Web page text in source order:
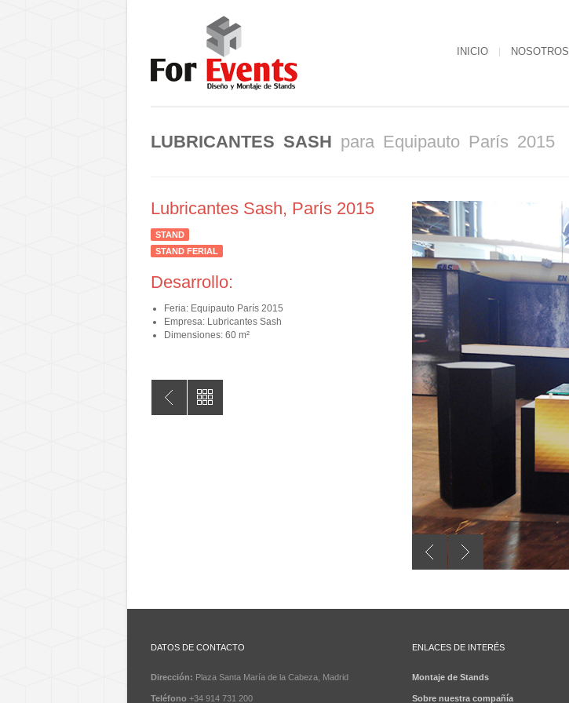
INICIO NOSOTROS
LUBRICANTES SASH para Equipauto París 2015
Lubricantes Sash, París 2015
STAND
STAND FERIAL
Desarrollo:
Feria: Equipauto París 2015
Empresa: Lubricantes Sash
Dimensiones: 60 m²
DATOS DE CONTACTO
Dirección: Plaza Santa María de la Cabeza, Madrid
Teléfono +34 914 731 200
ENLACES DE INTERÉS
Montaje de Stands
Sobre nuestra compañía